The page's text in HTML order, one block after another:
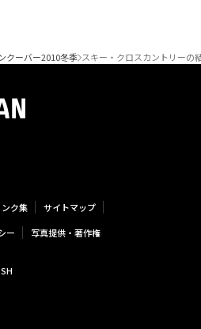
クーバー2010冬季 スキー・クロスカントリーの
ンク集
サイトマップ
ー 写真提供・著作権